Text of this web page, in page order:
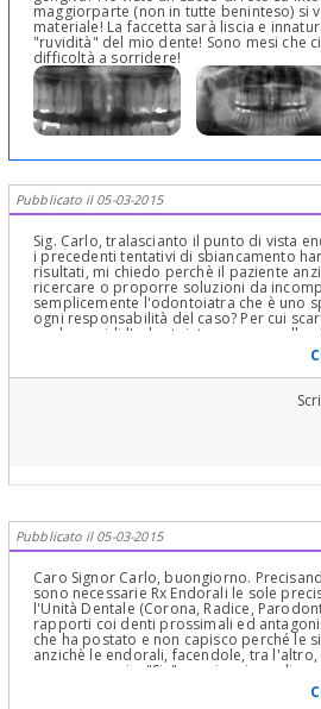
maggiorparte (non in tutte beninteso) si
materiale! La faccetta sarà liscia e
"ruvidità" del mio dente! Sono mesi che
difficoltà a sorridere!
Pubblicato il 05-03-2015
Sig. Carlo, tralascianto il punto di vista
i precedenti tentativi di sbiancamento
risultati, mi chiedo perchè il paziente
ricercare o proporre soluzioni da
semplicemente l'odontoiatra che è uno
ogni responsabilità del caso? Per cui
vuole e guidi l'odontoiatra verso quello
rimpianga se si ritrova con altri danni e
Quando trova un odontoiatra che le
identica di colore e di forma, non le
poi sottoporsi alle sue cure senza
metodi utilizzati. Se non ritroverà il
sempre avere rivalsa di danno estetico
ad ottenere i risultati promessi, mentre
Pubblicato il 05-03-2015
Caro Signor Carlo, buongiorno.
sono necessarie Rx Endorali le sole
l'Unità Dentale (Corona, Radice,
rapporti coi denti prossimali ed
che ha postato e non capisco perché le
anzichè le endorali, facendole, tra
non necessarie, "Sic", sarei curioso di
le abbiano fatto pagare la Visita! Sa
Visita, costa, forse più di una faccetta